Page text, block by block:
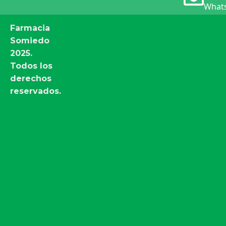
Farmacia
Somiedo
2025.
Todos los
derechos
reservados.